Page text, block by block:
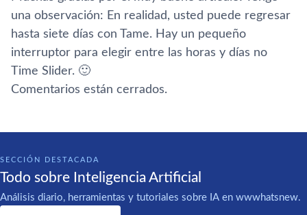
una observación: En realidad, usted puede regresar
hasta siete dí­as con Tame. Hay un pequeño
interruptor para elegir entre las horas y dí­as no
Time Slider. 🙂
Comentarios están cerrados.
SECCIÓN DESTACADA
Todo sobre Inteligencia Artificial
Análisis diario, herramientas y tutoriales sobre IA en wwwhatsnew.